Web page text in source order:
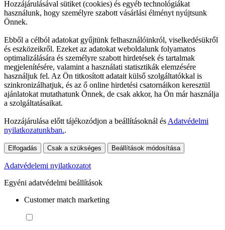
Hozzájárulásával sütiket (cookies) és egyéb technológiákat
használunk, hogy személyre szabott vásárlási élményt nyújtsunk
Önnek.
Ebből a célból adatokat gyűjtünk felhasználóinkról, viselkedésükről
és eszközeikről. Ezeket az adatokat weboldalunk folyamatos
optimalizálására és személyre szabott hirdetések és tartalmak
megjelenítésére, valamint a használati statisztikák elemzésére
használjuk fel. Az Ön titkosított adatait külső szolgáltatókkal is
szinkronizálhatjuk, és az ő online hirdetési csatornáikon keresztül
ajánlatokat mutathatunk Önnek, de csak akkor, ha Ön már használja
a szolgáltatásaikat.
Hozzájárulása előtt tájékozódjon a beállításoknál ésAdatvédelmi
nyilatkozatunkban..
Elfogadás Csak a szükséges Beállítások módosítása
Adatvédelemi nyilatkozatot
Egyéni adatvédelmi beállítások
Customer match marketing